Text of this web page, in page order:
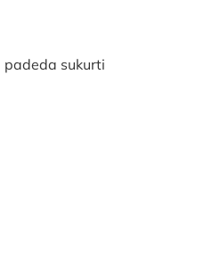
padeda sukurti